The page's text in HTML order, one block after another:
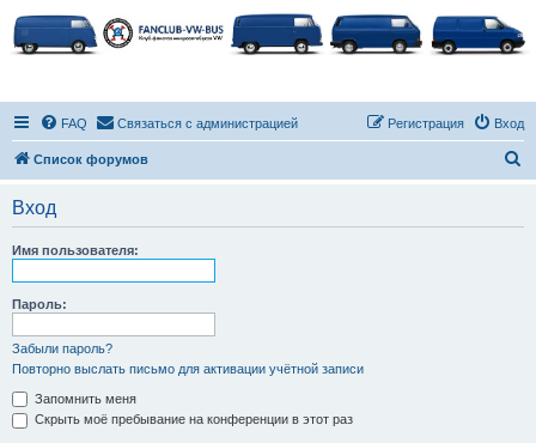
FAQ Связаться с администрацией Вход
Регистрация
Список форумов
Вход
Имя пользователя:
Пароль:
Забыли пароль?
Повторно выслать письмо для активации учётной записи
Запомнить меня
Скрыть моё пребывание на конференции в этот раз